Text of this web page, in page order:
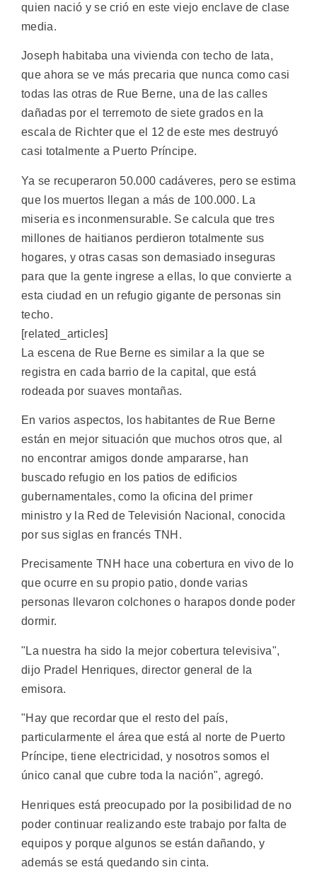
quien nació y se crió en este viejo enclave de clase
media.
Joseph habitaba una vivienda con techo de lata,
que ahora se ve más precaria que nunca como casi
todas las otras de Rue Berne, una de las calles
dañadas por el terremoto de siete grados en la
escala de Richter que el 12 de este mes destruyó
casi totalmente a Puerto Príncipe.
Ya se recuperaron 50.000 cadáveres, pero se estima
que los muertos llegan a más de 100.000. La
miseria es inconmensurable. Se calcula que tres
millones de haitianos perdieron totalmente sus
hogares, y otras casas son demasiado inseguras
para que la gente ingrese a ellas, lo que convierte a
esta ciudad en un refugio gigante de personas sin
techo.
[related_articles]
La escena de Rue Berne es similar a la que se
registra en cada barrio de la capital, que está
rodeada por suaves montañas.
En varios aspectos, los habitantes de Rue Berne
están en mejor situación que muchos otros que, al
no encontrar amigos donde ampararse, han
buscado refugio en los patios de edificios
gubernamentales, como la oficina del primer
ministro y la Red de Televisión Nacional, conocida
por sus siglas en francés TNH.
Precisamente TNH hace una cobertura en vivo de lo
que ocurre en su propio patio, donde varias
personas llevaron colchones o harapos donde poder
dormir.
"La nuestra ha sido la mejor cobertura televisiva",
dijo Pradel Henriques, director general de la
emisora.
"Hay que recordar que el resto del país,
particularmente el área que está al norte de Puerto
Príncipe, tiene electricidad, y nosotros somos el
único canal que cubre toda la nación", agregó.
Henriques está preocupado por la posibilidad de no
poder continuar realizando este trabajo por falta de
equipos y porque algunos se están dañando, y
además se está quedando sin cinta.